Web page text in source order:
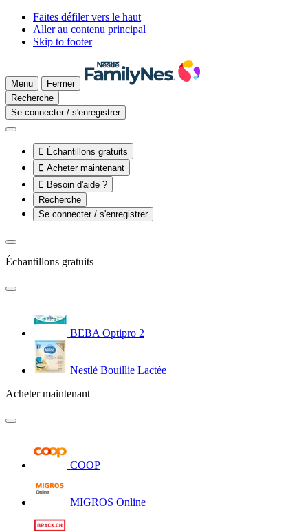
Faites défiler vers le haut
Aller au contenu principal
Skip to footer
Menu
Fermer
Recherche
Se connecter / s'enregistrer
 Échantillons gratuits
 Acheter maintenant
 Besoin d'aide ?
Recherche
Se connecter / s'enregistrer
Échantillons gratuits
BEBA Optipro 2
Nestlé Bouillie Lactée
Acheter maintenant
COOP
MIGROS Online